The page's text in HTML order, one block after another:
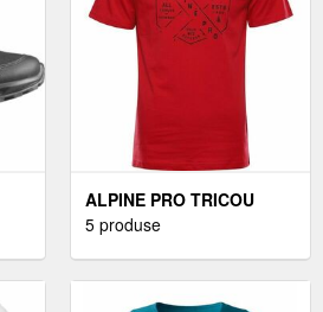
ALPINE PRO TRICOU
BĂRBAȚI TRICOU
5 produse